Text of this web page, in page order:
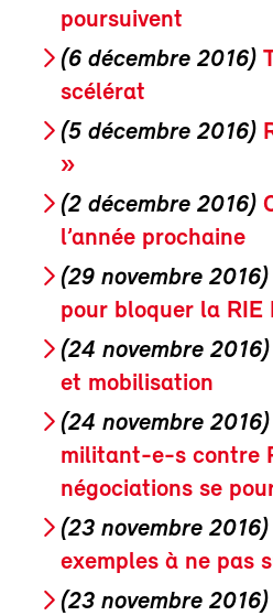
poursuivent
(6 décembre 2016)
scélérat
(5 décembre 2016)
»
(2 décembre 2016)
l’année prochaine
(29 novembre 2016)
pour bloquer la RIE
(24 novembre 2016)
et mobilisation
(24 novembre 2016)
militant-e-s contre
négociations se
(23 novembre 2016)
exemples à ne pas
(23 novembre 2016)